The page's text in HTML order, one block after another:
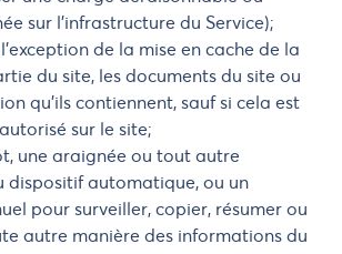
sur l'infrastructure du Service);
de la mise en cache de la
du site, les documents du site ou
qu'ils contiennent, sauf si cela est
sur le site;
une araignée ou tout autre
dispositif automatique, ou un
pour surveiller, copier, résumer ou
autre manière des informations du